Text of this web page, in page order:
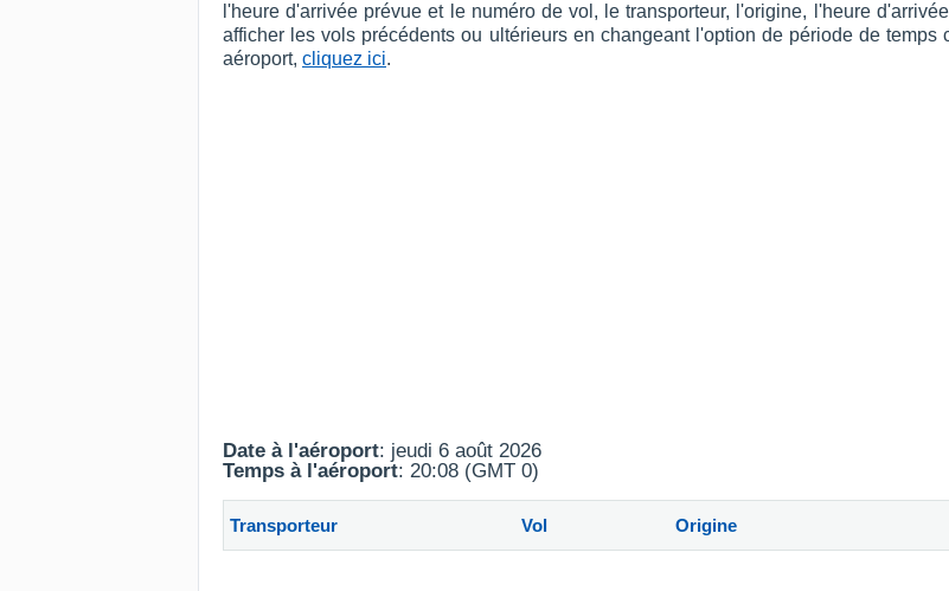
l'heure d'arrivée prévue et le numéro de vol, le transporteur, l'origine, l'heure
afficher les vols précédents ou ultérieurs en changeant l'option de période de
aéroport, cliquez ici.
Date à l'aéroport: jeudi 6 août 2026
Temps à l'aéroport: 20:08 (GMT 0)
Transporteur Vol Origine